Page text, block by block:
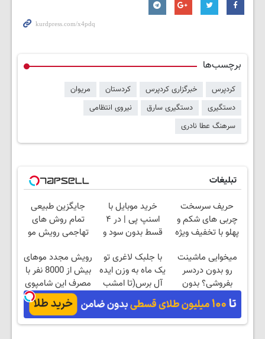
برچسب‌ها
کردپرس خبرگزاری کردپرس کردستان
مریوان
دستگیری
دستگیری سارق
نیروی انتظامی
سرهنگ عطا نادری
تبلیغات
حریف سرسخت
چربی های شکم و
پهلو با تخفیف ویژه
خرید موبایل با
اسنپ پی | در ۴
قسط بدون سود و
جایگزین طبیعی
تمام روش های
تهاجمی رویش مو
میخوایی ماشینت
رو بدون دردسر
بفروشی؟ بدون
کمیسیون
با جلبک لاغری تو
یک ماه به وزن ایده
آل برس(تا امشب
تخفیف ویژه)
رویش مجدد موهای
بیش از 8000 نفر با
مصرف این شامپوی
جلبک